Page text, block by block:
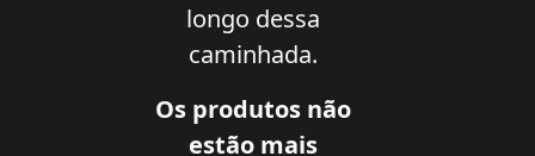
longo dessa
caminhada.
Os produtos não
estão mais